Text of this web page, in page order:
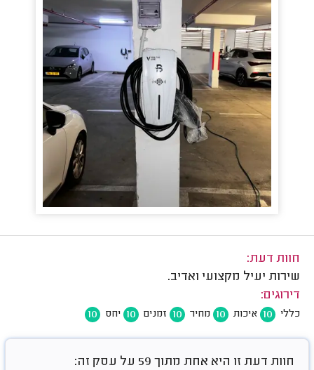
חוות דעת:
שירות יעיל מקצועי ואדיב.
דירוגים:
כללי 10 איכות 10 מחיר 10 זמנים 10 יחס 10
חוות דעת זו היא אחת מתוך 59 על עסק זה: